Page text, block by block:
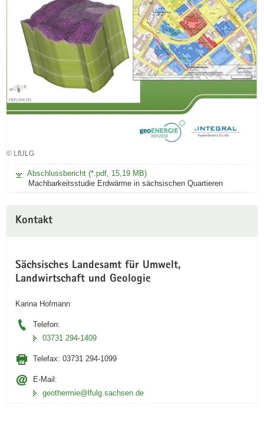
© LfULG
Abschlussbericht (*.pdf, 15,19 MB)
Machbarkeitsstudie Erdwärme in sächsischen Quartieren
Kontakt
Sächsisches Landesamt für Umwelt,
Landwirtschaft und Geologie
Karina Hofmann
Telefon:
03731 294-1409
Telefax: 03731 294-1099
E-Mail:
geothermie@lfulg.sachsen.de